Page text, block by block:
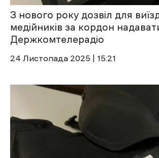
З нового року дозвіл для
медійників за кордон
Держкомтелерадіо
24 Листопада 2025 | 15:21